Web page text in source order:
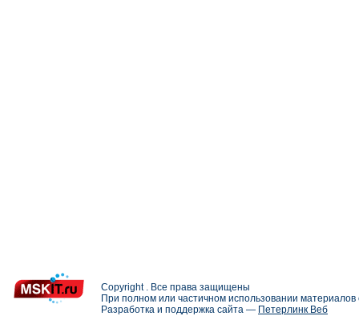
Copyright . Все права защищены
При полном или частичном использовании
Разработка и поддержка сайта — Петерлинк Веб